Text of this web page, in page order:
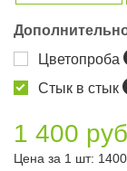
Цветопроба
Стык в стык
1 400
Цена за 1 шт: 1400